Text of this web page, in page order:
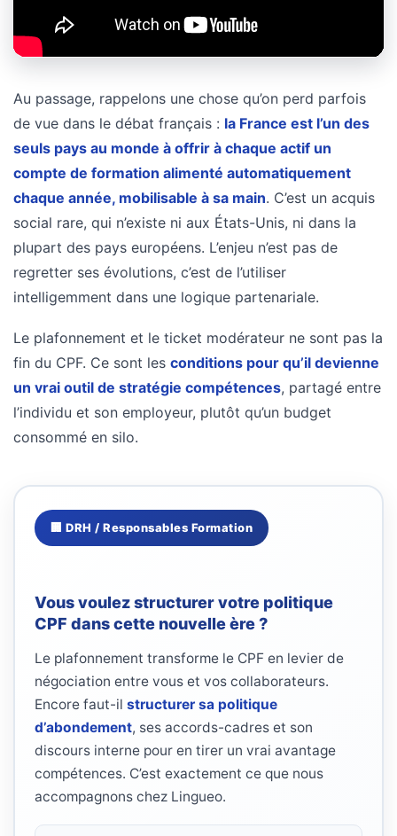
Au passage, rappelons une chose qu’on perd parfois
de vue dans le débat français : la France est l’un des
seuls pays au monde à offrir à chaque actif un
compte de formation alimenté automatiquement
chaque année, mobilisable à sa main. C’est un acquis
social rare, qui n’existe ni aux États-Unis, ni dans la
plupart des pays européens. L’enjeu n’est pas de
regretter ses évolutions, c’est de l’utiliser
intelligemment dans une logique partenariale.
Le plafonnement et le ticket modérateur ne sont pas la
fin du CPF. Ce sont les conditions pour qu’il devienne
un vrai outil de stratégie compétences, partagé entre
l’individu et son employeur, plutôt qu’un budget
consommé en silo.
🏢 DRH / Responsables Formation
Vous voulez structurer votre politique
CPF dans cette nouvelle ère ?
Le plafonnement transforme le CPF en levier de
négociation entre vous et vos collaborateurs.
Encore faut-il structurer sa politique
d’abondement, ses accords-cadres et son
discours interne pour en tirer un vrai avantage
compétences. C’est exactement ce que nous
accompagnons chez Lingueo.